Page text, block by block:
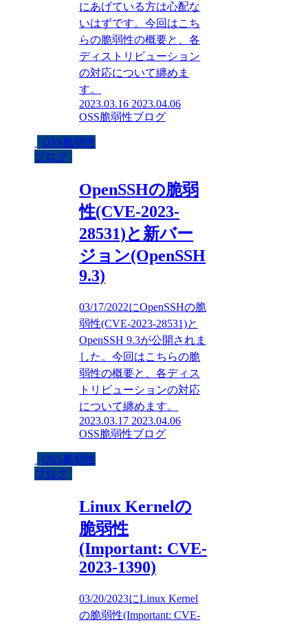
にあげている方は心配な
いはずです。今回はこち
らの脆弱性の概要と、各
ディストリビューション
の対応について纏めま
す。
2023.03.16 2023.04.06
OSS脆弱性ブログ
OSS脆弱性
ブログ
OpenSSHの脆弱
性(CVE-2023-
28531)と新バー
ジョン(OpenSSH
9.3)
03/17/2022にOpenSSHの脆
弱性(CVE-2023-28531)と
OpenSSH 9.3が公開されま
した。今回はこちらの脆
弱性の概要と、各ディス
トリビューションの対応
について纏めます。
2023.03.17 2023.04.06
OSS脆弱性ブログ
OSS脆弱性
ブログ
Linux Kernelの
脆弱性
(Important: CVE-
2023-1390)
03/20/2023にLinux Kernel
の脆弱性(Important: CVE-